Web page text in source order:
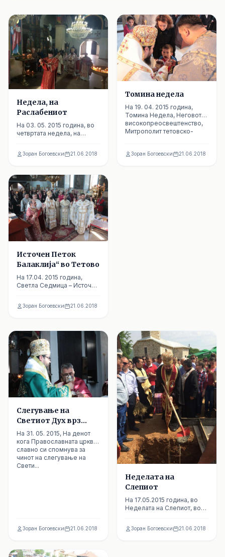
Вести
Недела, на
Раслабениот
На 03. 05. 2015 година, во
четвртата недела, на
Митропо...
Зоран Богоевски 21.06.2018
Томина недела
На 19. 04. 2015 година,
Томина Недела, Неговото
високопреосвештенство,
Митрополит тетовско-
Зоран Богоевски 21.06.2018
Источен Петок
Балаклија“ во Тетово
На 17.04. 2015 година,
Светла Седмица – Источен
Мит...
Зоран Богоевски 21.06.2018
Слегување на
Светиот Дух врз
апостолите –
Педесетница
На 31. 05. 2015, На денот
кога Православната црква
славно си спомнува за
чинот на слегување на
Свети...
Зоран Богоевски 21.06.2018
Неделата на
Слепиот
На 17.05.2015 година, во
Неделата на Слепиот, во
Митрополит...
Зоран Богоевски 21.06.2018